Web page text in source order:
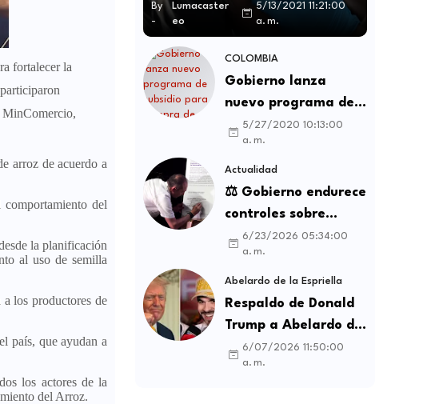
fortalecer la
MinComercio,
arroz de acuerdo a
del
la planificación
al uso de semilla
los productores de
país, que ayudan a
los actores de la
del Arroz.
By
-
Lumacaster
eo
5/13/2021 11:21:00
a. m.
COLOMBIA
Gobierno lanza
nuevo programa de
subsidio para compra
de vivienda VIS y no
VIS
5/27/2020 10:13:00
a. m.
Actualidad
⚖️ Gobierno endurece
controles sobre
contratos sindicales
y busca frenar la
intermediación
laboral ilegal
6/23/2026 05:34:00
a. m.
Abelardo de la Espriella
Respaldo de Donald
Trump a Abelardo de
la Espriella genera
debate sobre
6/07/2026 11:50:00
a. m.